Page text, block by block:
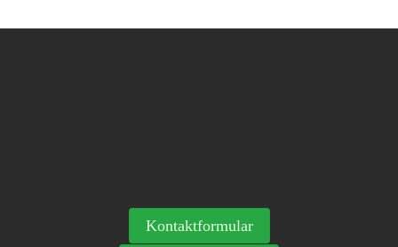
Kontaktformular